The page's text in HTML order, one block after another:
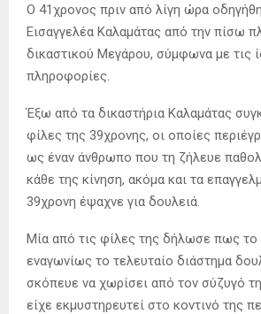
Ο 41χρονος πριν από λίγη ώρα
Εισαγγελέα Καλαμάτας από την πίσω
δικαστικού Μεγάρου, σύμφωνα με τις
πληροφορίες.
Έξω από τα δικαστήρια Καλαμάτας
φίλες της 39χρονης, οι οποίες
ως έναν άνθρωπο που τη ζήλευε
κάθε της κίνηση, ακόμα και τα
39χρονη έψαχνε για δουλειά.
Μία από τις φίλες της δήλωσε πως το
εναγωνίως το τελευταίο διάστημα
σκόπευε να χωρίσει από τον σύζυγό
είχε εκμυστηρευτεί στο κοντινό της